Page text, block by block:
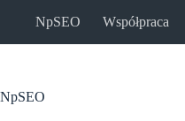
NpSEO Współpraca
NpSEO